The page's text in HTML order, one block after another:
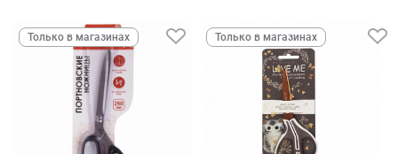
Только в магазинах Только в магазинах